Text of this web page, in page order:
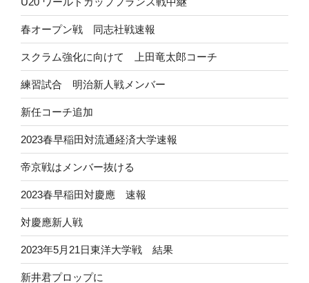
春オープン戦 同志社戦速報
スクラム強化に向けて 上田竜太郎コーチ
練習試合 明治新人戦メンバー
新任コーチ追加
2023春早稲田対流通経済大学速報
帝京戦はメンバー抜ける
2023春早稲田対慶應 速報
対慶應新人戦
2023年5月21日東洋大学戦 結果
新井君プロップに